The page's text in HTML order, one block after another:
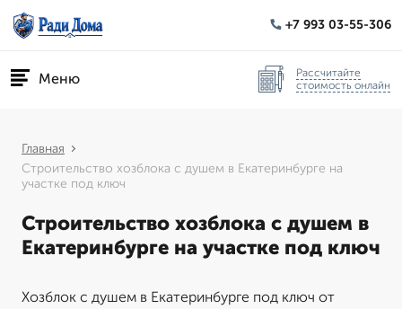
+7 993 03-55-306
Меню
Рассчитайте
стоимость онлайн
Главная
Строительство хозблока с душем в Екатеринбурге на
участке под ключ
Строительство хозблока с душем в
Екатеринбурге на участке под ключ
Хозблок с душем в Екатеринбурге под ключ от